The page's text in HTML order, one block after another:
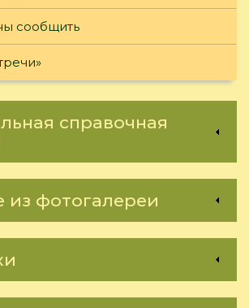
сообщить
справочная
из фотогалереи